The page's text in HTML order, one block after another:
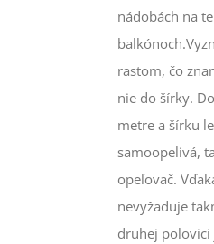
nádobách na
rastom, čo
nie do šírky.
metre a šírku
samoopelivá,
opeľovač.
nevyžaduje
druhej polovici